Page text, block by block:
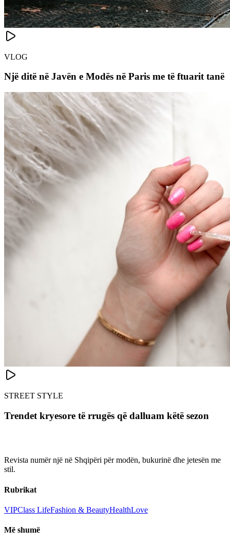
VLOG
Një ditë në Javën e Modës në Paris me të ftuarit tanë
STREET STYLE
Trendet kryesore të rrugës që dalluam këtë sezon
Revista numër një në Shqipëri për modën, bukurinë dhe jetesën me
stil.
Rubrikat
VIPClass LifeFashion & BeautyHealthLove
Më shumë